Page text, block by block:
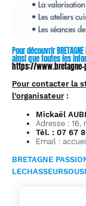
Pour découvrir
ainsi que toutes les
https://
Pour contacter la
l’organisateur:
Mickaël
Adresse : 16,
Tél. : 07 67
Email :
BRETAGNE